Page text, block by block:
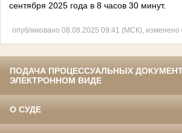
сентября 2025 года в 8 часов 30 минут.
опубликовано 08.08.2025 09:41 (МСК),
ПОДАЧА ПРОЦЕССУАЛЬНЫХ
ЭЛЕКТРОННОМ ВИДЕ
О СУДЕ